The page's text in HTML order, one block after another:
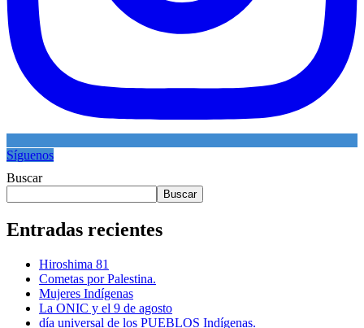
Síguenos
Buscar
Buscar
Entradas recientes
Hiroshima 81
Cometas por Palestina.
Mujeres Indígenas
La ONIC y el 9 de agosto
día universal de los PUEBLOS Indígenas.